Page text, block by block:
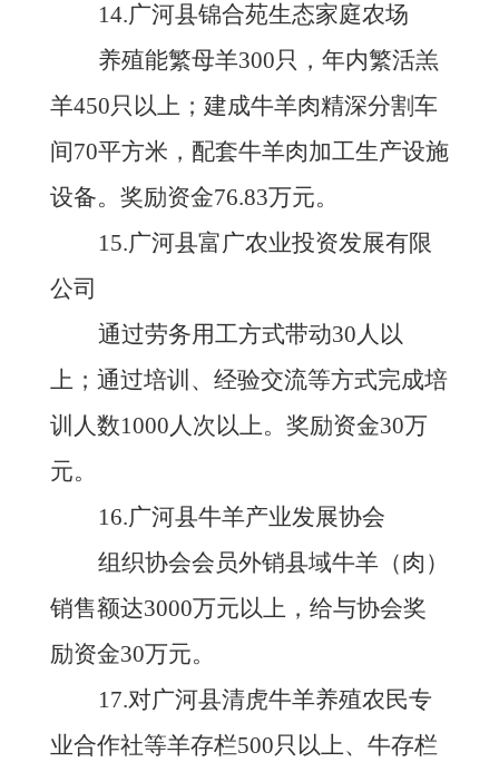
14.广河县锦合苑生态家庭农场
养殖能繁母羊300只，年内繁活羔
羊450只以上；建成牛羊肉精深分割车
间70平方米，配套牛羊肉加工生产设施
设备。奖励资金76.83万元。
15.广河县富广农业投资发展有限
公司
通过劳务用工方式带动30人以
上；通过培训、经验交流等方式完成培
训人数1000人次以上。奖励资金30万
元。
16.广河县牛羊产业发展协会
组织协会会员外销县域牛羊（肉）
销售额达3000万元以上，给与协会奖
励资金30万元。
17.对广河县清虎牛羊养殖农民专
业合作社等羊存栏500只以上、牛存栏